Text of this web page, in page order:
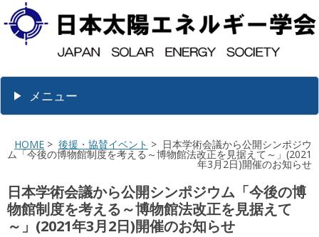
メニュー
HOME > 後援・協賛イベント > 日本学術会議から公開シンポジウ
ム「今後の博物館制度を考える～博物館法改正を見据えて～」(2021
年3月2日)開催のお知らせ
日本学術会議から公開シンポジウム「今後の博
物館制度を考える～博物館法改正を見据えて
～」(2021年3月2日)開催のお知らせ